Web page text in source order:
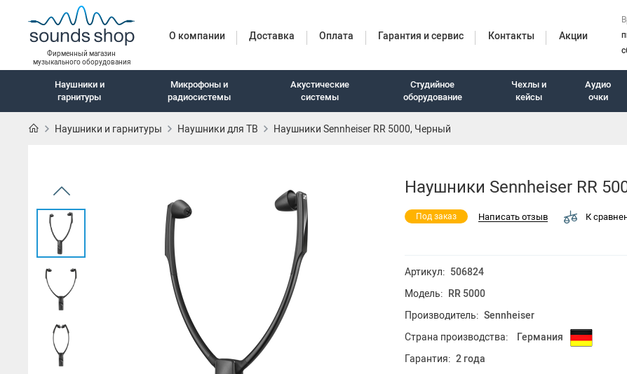
Фирменный магазин
музыкального оборудования
О компании Доставка Оплата Гарантия и сервис Контакты Акции
Наушники и
гарнитуры
Микрофоны и
радиосистемы
Акустические
системы
Студийное
оборудование
Чехлы и
кейсы
Аудио
очки
Наушники с шумоподавлением
Беспроводные наушники
Внутриканальные наушники
Закрытые наушники
Открытые наушники
Наушники HI-FI
Наушники и гарнитуры Наушники для ТВ Наушники Sennheiser RR 5000, Черный
Наушники Sennheiser RR
Под заказ Написать отзыв К
Артикул: 506824
Модель: RR 5000
Производитель: Sennheiser
Страна производства:
Германия
Гарантия: 2 года